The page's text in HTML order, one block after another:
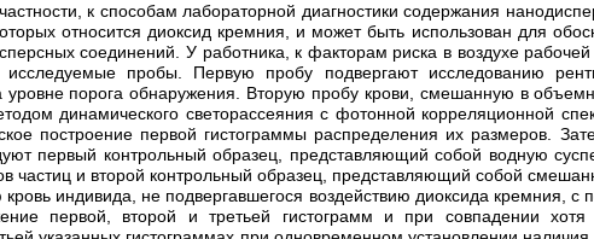
к способам лабораторной диагностики содержания
относится диоксид кремния, и может быть использован для
соединений. У работника, к факторам риска в воздухе рабочей
пробы. Первую пробу подвергают исследованию
порога обнаружения. Вторую пробу крови, смешанную в
динамического светорассеяния с фотонной корреляционной
построение первой гистограммы распределения их размеров.
первый контрольный образец, представляющий собой водную
частиц и второй контрольный образец, представляющий собой
индивида, не подвергавшегося воздействию диоксида кремния, с
первой, второй и третьей гистограмм и при совпадении